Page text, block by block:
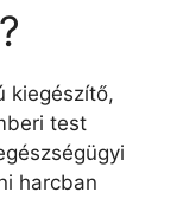
kiegészítő,
test
harcban